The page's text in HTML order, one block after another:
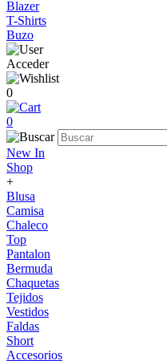
Blazer
T-Shirts
Buzo
Acceder
0
0
New In
Shop
+
Blusa
Camisa
Chaleco
Top
Pantalon
Bermuda
Chaquetas
Tejidos
Vestidos
Faldas
Short
Accesorios